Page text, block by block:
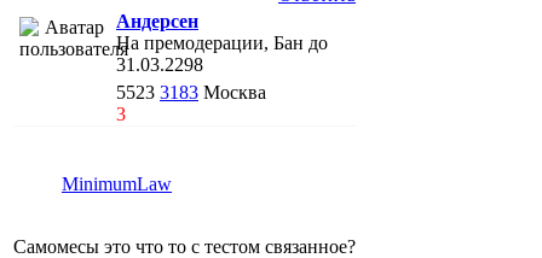
Андерсен
На премодерации, Бан до
31.03.2298
5523 3183 Москва
3
MinimumLaw
Самомесы это что то с тестом связанное?